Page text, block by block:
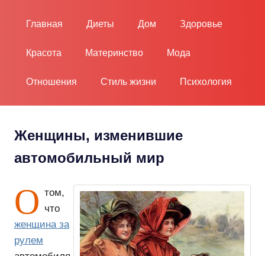
Главная Диеты Дом Здоровье
Красота Материнство Мода
Отношения Стиль жизни Психология
Женщины, изменившие
автомобильный мир
О том,
что
женщина за
рулем